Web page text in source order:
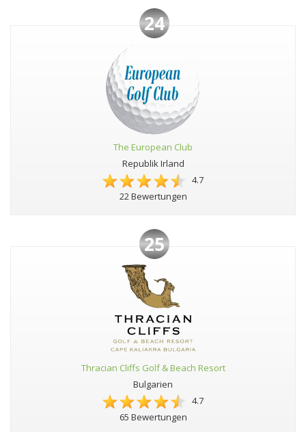
24
The European Club
Republik Irland
4.7
22 Bewertungen
25
Thracian Cliffs Golf & Beach Resort
Bulgarien
4.7
65 Bewertungen